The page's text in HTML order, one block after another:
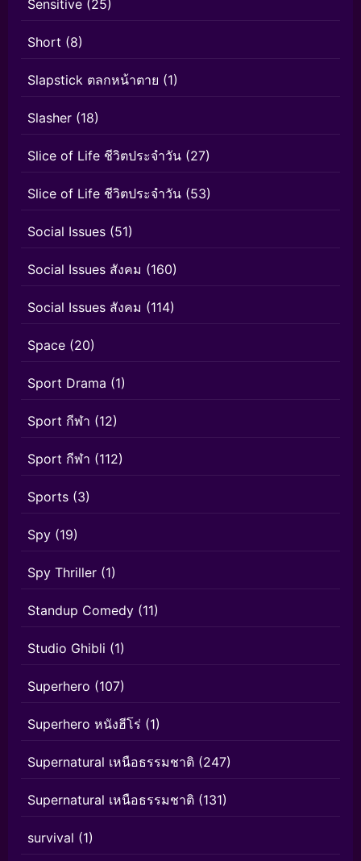
Sensitive (25)
Short (8)
Slapstick ตลกหน้าตาย (1)
Slasher (18)
Slice of Life ชีวิตประจำวัน (27)
Slice of Life ชีวิตประจำวัน (53)
Social Issues (51)
Social Issues สังคม (160)
Social Issues สังคม (114)
Space (20)
Sport Drama (1)
Sport กีฬา (12)
Sport กีฬา (112)
Sports (3)
Spy (19)
Spy Thriller (1)
Standup Comedy (11)
Studio Ghibli (1)
Superhero (107)
Superhero หนังฮีโร่ (1)
Supernatural เหนือธรรมชาติ (247)
Supernatural เหนือธรรมชาติ (131)
survival (1)